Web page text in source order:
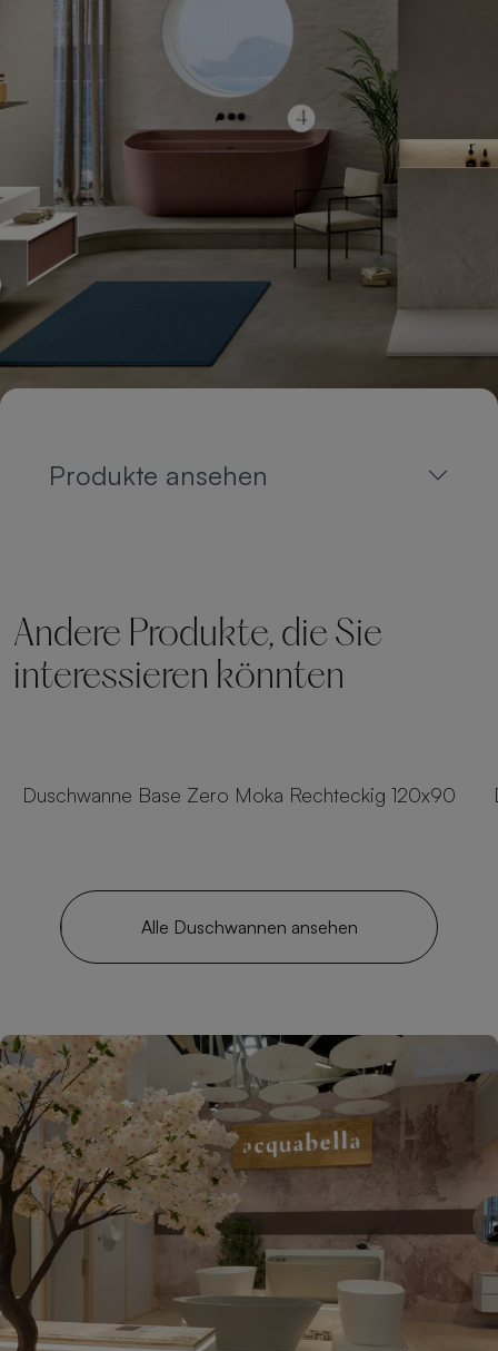
Produkte ansehen
Andere Produkte, die Sie
interessieren könnten
Duschwanne Base Zero Moka Rechteckig 120x90
Alle Duschwannen ansehen